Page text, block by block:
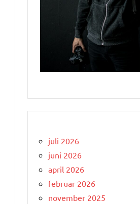
juli 2026
juni 2026
april 2026
februar 2026
november 2025